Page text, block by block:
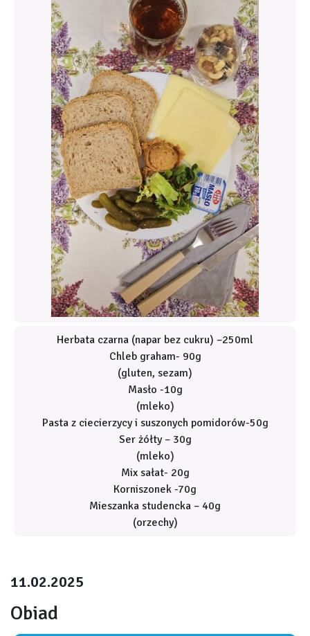
Herbata czarna (napar bez cukru) –250ml
Chleb graham- 90g
(gluten, sezam)
Masło -10g
(mleko)
Pasta z ciecierzycy i suszonych pomidorów-50g
Ser żółty – 30g
(mleko)
Mix sałat- 20g
Korniszonek -70g
Mieszanka studencka – 40g
(orzechy)
11.02.2025
Obiad